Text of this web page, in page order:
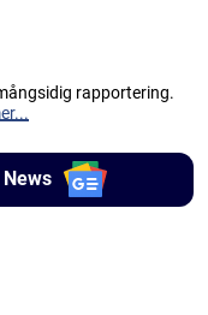
rapportering.